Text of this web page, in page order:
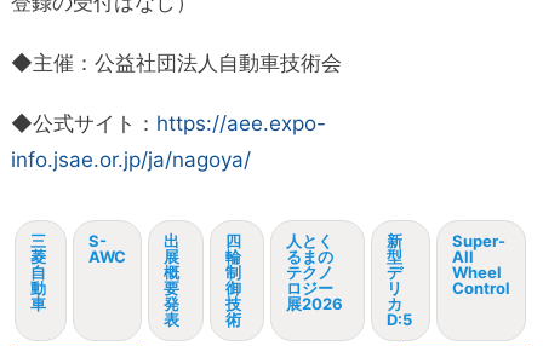
◆主催：公益社団法人自動車技術会
◆公式サイト： https://aee.expo-
info.jsae.or.jp/ja/nagoya/
三
菱
自
動
車
S-
AWC
出
展
概
要
発
表
四
輪
制
御
技
術
人とく
るまの
テクノ
ロジー
展2026
新
型
デ
リ
カ
D:5
Super-
All
Wheel
Control